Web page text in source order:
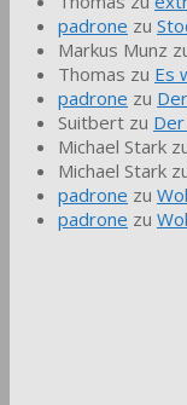
padrone zu
Markus Munz
Thomas zu Es
padrone zu
Suitbert zu
Michael Stark
Michael Stark
padrone zu
padrone zu